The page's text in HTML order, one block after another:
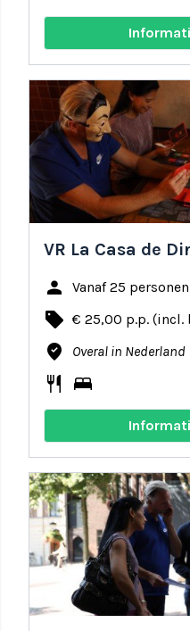
VR La Casa de
person Vanaf 25 personen
local_offer € 25,00 p.p. (incl.
where_to_vote Overal in Nederland
restaurant bed